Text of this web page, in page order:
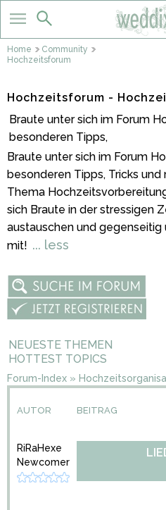
Home
Community
Hochzeitsforum
Hochzeitsforum -
Braute unter sich im Forum
besonderen Tipps,
Braute unter sich im Forum
besonderen Tipps, Tricks
Thema
sich Braute in der stressigen
austauschen und gegenseitig
mit! ... less
NEUESTE THEMEN
HOTTEST TOPICS
Forum-Index »
AUTOR BEITRAG
RiRaHexe
Newcomer